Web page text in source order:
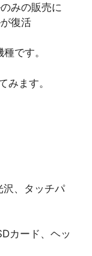
みの販売に
復活
です。
みます。
沢、タッチパ
カード、ヘッ